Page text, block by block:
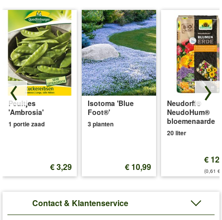
Peultjes
'Ambrosia'
1 portie zaad
€ 3,29
Isotoma 'Blue
Foot®'
3 planten
€ 10,99
Neudorff®
NeudoHum®
bloemenaarde
20 liter
€
(0,61
Contact & Klantenservice